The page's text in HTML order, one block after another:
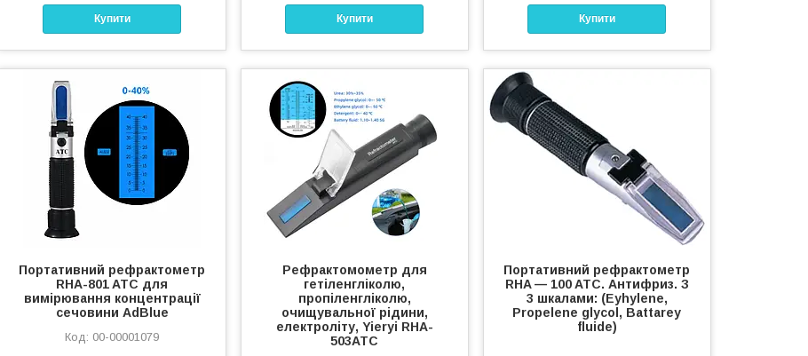
Купити Купити Купити
Портативний рефрактометр
RHA-801 ATC для
вимірювання концентрації
сечовини AdBlue
00-00001079
Рефрактомометр для
гетіленгліколю,
пропіленгліколю,
очищувальної рідини,
електроліту, Yieryi RHA-
503ATC
Портативний рефрактометр
RHA — 100 ATC. Антифриз. З
3 шкалами: (Eyhylene,
Propelene glycol, Battarey
fluide)